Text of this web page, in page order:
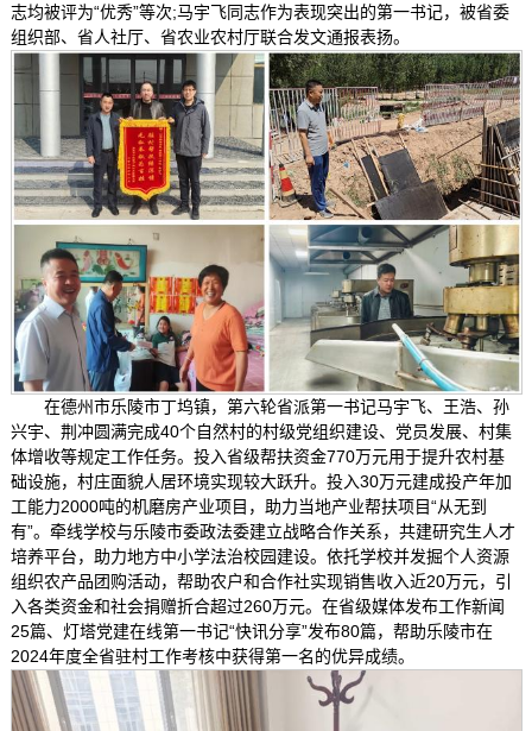
志均被评为“优秀”等次;马宇飞同志作为表现突出的第一书记，被省委
组织部、省人社厅、省农业农村厅联合发文通报表扬。
在德州市乐陵市丁坞镇， 第六轮省派第一书记马宇飞、王浩、孙
兴宇、荆冲圆满完成40个自然村的村级党组织建设、党员发展、村集
体增收等规定工作任务。投入省级帮扶资金770万元用于提升农村基
础设施，村庄面貌人居环境实现较大跃升。投入30万元建成投产年加
工能力2000吨的机磨房产业项目，助力当地产业帮扶项目“从无到
有”。牵线学校与乐陵市委政法委建立战略合作关系，共建研究生人才
培养平台，助力地方中小学法治校园建设。依托学校并发掘个人资源
组织农产品团购活动，帮助农户和合作社实现销售收入近20万元，引
入各类资金和社会捐赠折合超过260万元。在省级媒体发布工作新闻
25篇、灯塔党建在线第一书记“快讯分享”发布80篇，帮助乐陵市在
2024年度全省驻村工作考核中获得第一名的优异成绩。